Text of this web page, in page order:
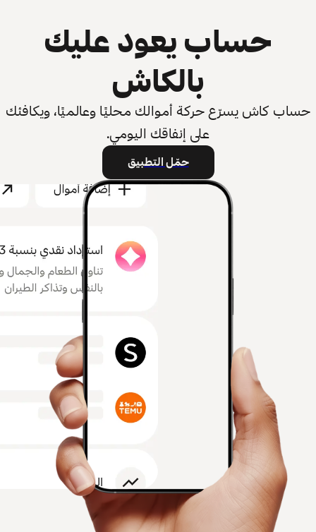
حساب يعود عليك
بالكاش
حساب كاش يسرّع حركة أموالك محليًا وعالميًا، ويكافئك
على إنفاقك اليومي.
حمّل التطبيق